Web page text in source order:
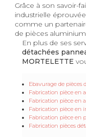
Grâce à son savoir-
industrielle
comme un
de pièces
En plus de ses
détachées
MORTELETTE
Ebavurage de pièces
Fabrication pièce en
Fabrication pièce
Fabrication pièce en
Fabrication pièce en
Fabrication pièces